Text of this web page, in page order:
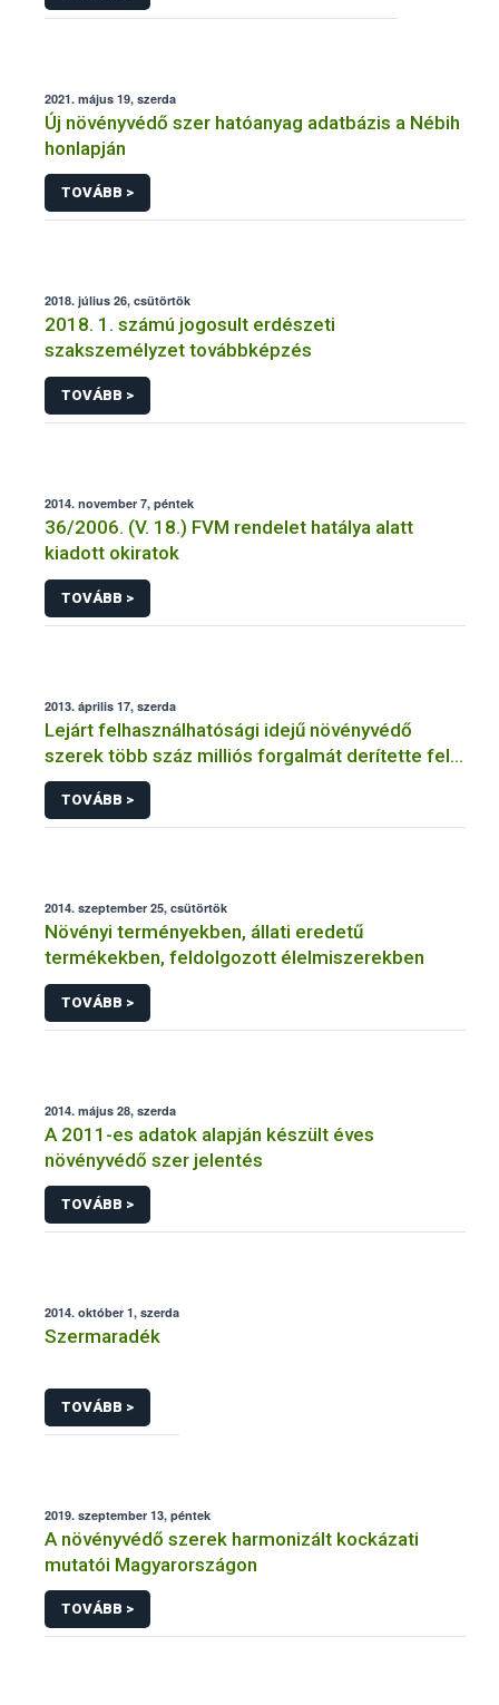
2021. május 19, szerda
Új növényvédő szer hatóanyag adatbázis a Nébih
honlapján
TOVÁBB >
2018. július 26, csütörtök
2018. 1. számú jogosult erdészeti
szakszemélyzet továbbképzés
TOVÁBB >
2014. november 7, péntek
36/2006. (V. 18.) FVM rendelet hatálya alatt
kiadott okiratok
TOVÁBB >
2013. április 17, szerda
Lejárt felhasználhatósági idejű növényvédő
szerek több száz milliós forgalmát derítette fel a
NÉBIH
TOVÁBB >
2014. szeptember 25, csütörtök
Növényi terményekben, állati eredetű
termékekben, feldolgozott élelmiszerekben
TOVÁBB >
2014. május 28, szerda
A 2011-es adatok alapján készült éves
növényvédő szer jelentés
TOVÁBB >
2014. október 1, szerda
Szermaradék
TOVÁBB >
2019. szeptember 13, péntek
A növényvédő szerek harmonizált kockázati
mutatói Magyarországon
TOVÁBB >